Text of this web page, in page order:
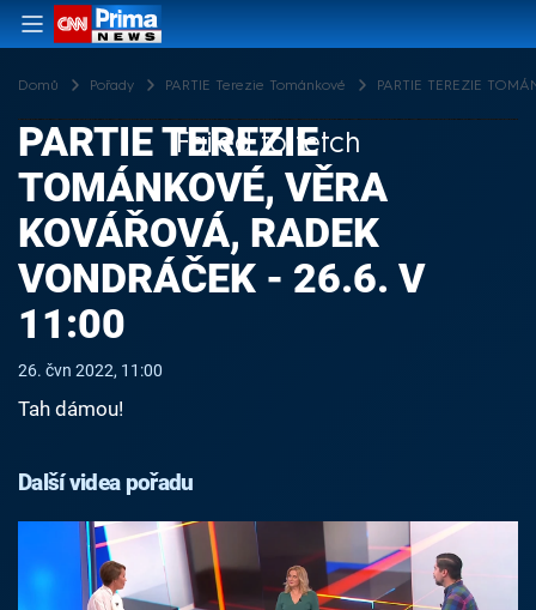
Domů Pořady PARTIE Terezie Tománkové PARTIE TEREZIE
Failed to fetch
PARTIE TEREZIE
TOMÁNKOVÉ, VĚRA
KOVÁŘOVÁ, RADEK
VONDRÁČEK - 26.6. V
11:00
26. čvn 2022, 11:00
Tah dámou!
Další videa pořadu